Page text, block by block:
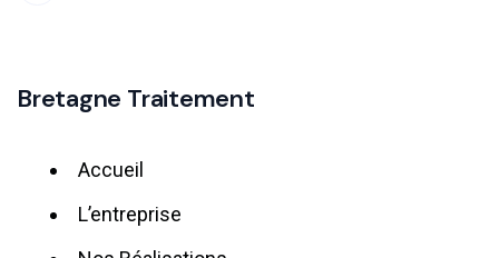
Bretagne Traitement
Accueil
L’entreprise